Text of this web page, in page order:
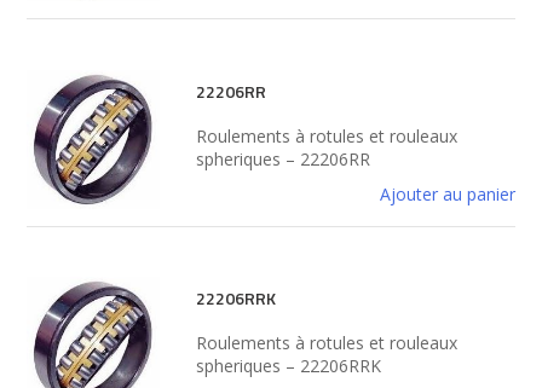
22206RR
Roulements à rotules et rouleaux
spheriques – 22206RR
Ajouter au panier
22206RRK
Roulements à rotules et rouleaux
spheriques – 22206RRK